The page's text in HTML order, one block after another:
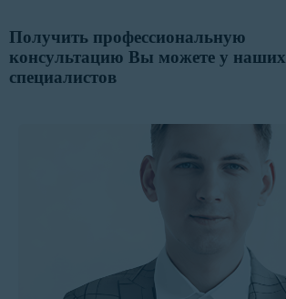
Получить профессиональную
консультацию Вы можете у наших
специалистов